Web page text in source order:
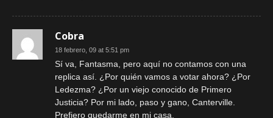
Cobra
18 febrero, 09 at 5:51 pm
Sí va, Fantasma, pero aquí no contamos con una
replica así. ¿Por quién vamos a votar ahora? ¿Por
Ledezma? ¿Por un viejo conocido de Primero
Justicia? Por mi lado, paso y gano, Canterville.
Prefiero quedarme en mi casa.